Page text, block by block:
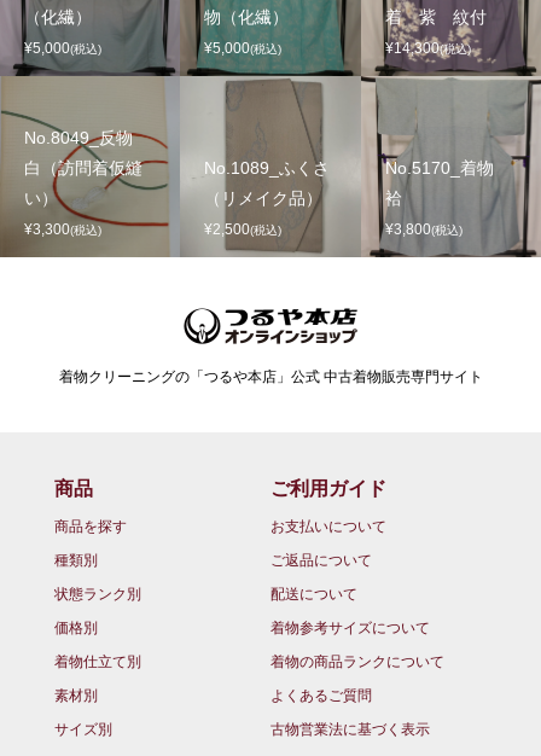
（化繊）
¥5,000(税込)
物（化繊）
¥5,000(税込)
着 紫 紋付
¥14,300(税込)
No.8049_反物
白（訪問着仮縫
い）
¥3,300(税込)
No.1089_ふくさ
（リメイク品）
¥2,500(税込)
No.5170_着物
袷
¥3,800(税込)
着物クリーニングの「つるや本店」公式 中古着物販売専門サイト
商品
商品を探す
種類別
状態ランク別
価格別
着物仕立て別
素材別
サイズ別
ご利用ガイド
お支払いについて
ご返品について
配送について
着物参考サイズについて
着物の商品ランクについて
よくあるご質問
古物営業法に基づく表示